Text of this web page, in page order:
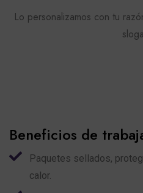
Lo personalizamos con tu
Beneficios de
Paquetes sellados,
calor.